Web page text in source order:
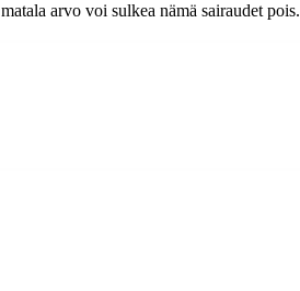
arvo voi sulkea nämä sairaudet pois.